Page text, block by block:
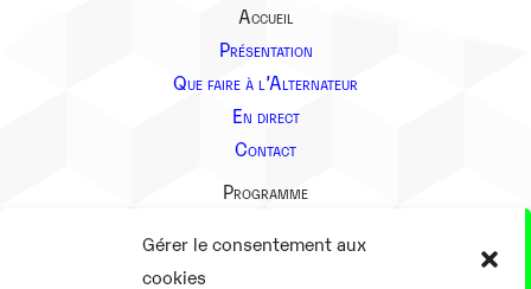
Gérer le consentement aux
cookies
Accueil
Présentation
Que faire à l’Alternateur
En direct
Contact
Programme
Présentation